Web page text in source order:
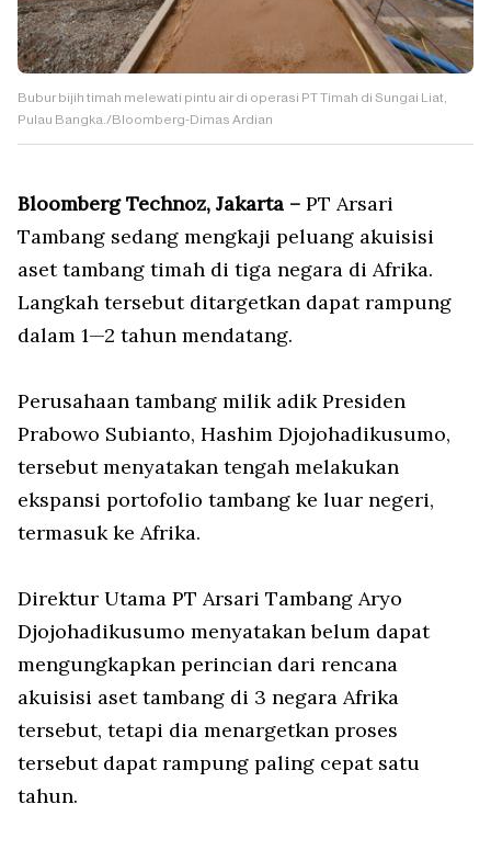
Bubur bijih timah melewati pintu air di operasi PT Timah di Sungai Liat,
Pulau Bangka./Bloomberg-Dimas Ardian
Bloomberg Technoz, Jakarta – PT Arsari
Tambang sedang mengkaji peluang akuisisi
aset tambang timah di tiga negara di Afrika.
Langkah tersebut ditargetkan dapat rampung
dalam 1—2 tahun mendatang.
Perusahaan tambang milik adik Presiden
Prabowo Subianto, Hashim Djojohadikusumo,
tersebut menyatakan tengah melakukan
ekspansi portofolio tambang ke luar negeri,
termasuk ke Afrika.
Direktur Utama PT Arsari Tambang Aryo
Djojohadikusumo menyatakan belum dapat
mengungkapkan perincian dari rencana
akuisisi aset tambang di 3 negara Afrika
tersebut, tetapi dia menargetkan proses
tersebut dapat rampung paling cepat satu
tahun.